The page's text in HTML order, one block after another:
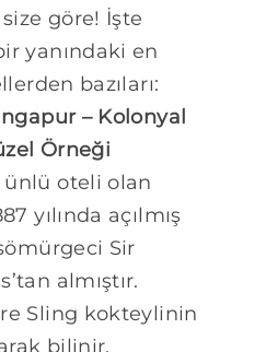
göre! İşte
yanındaki en
bazıları:
– Kolonyal
Örneği
ünlü oteli olan
yılında açılmış
Sir
almıştır.
Sling kokteylinin
bilinir.